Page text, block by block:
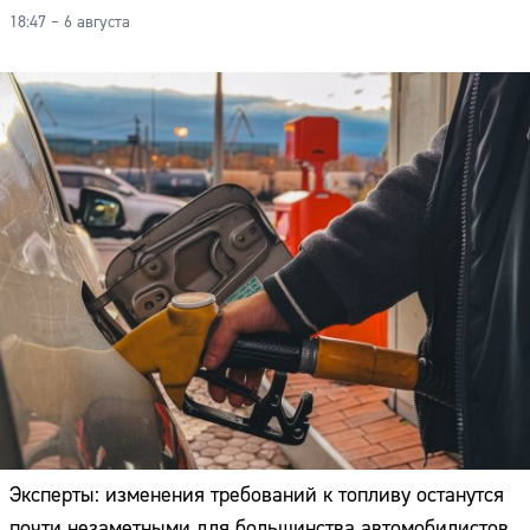
18:47 – 6 августа
Эксперты: изменения требований к топливу останутся